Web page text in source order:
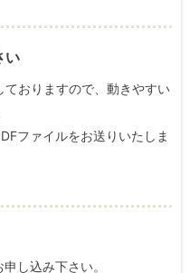
い
おりますので、動きやすい
ファイルをお送りいたしま
し込み下さい。